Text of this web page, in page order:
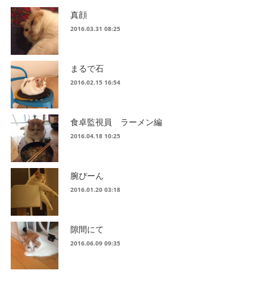
真顔
2016.03.31 08:25
まるで石
2016.02.15 16:54
食卓監視員 ラーメン編
2016.04.18 10:25
腕ぴーん
2016.01.20 03:18
隙間にて
2016.06.09 09:35